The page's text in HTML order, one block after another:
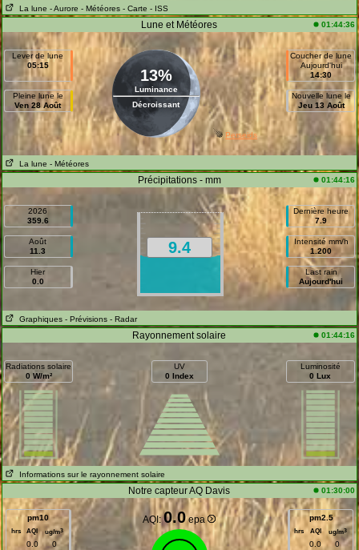
La lune - Aurore - Météores - Carte - ISS
Lune et Météores 01:44:36
Lever de lune
05:15
Pleine lune le
Ven 28 Août
13%
Luminance
Décroissant
Coucher de lune
Aujourd'hui
14:30
Nouvelle lune le
Jeu 13 Août
Perseids
La lune - Météores
Précipitations - mm 01:44:16
2026
359.6
Août
11.3
Hier
0.0
9.4
Dernière heure
7.9
Intensité mm/h
1.200
Last rain
Aujourd'hui
Graphiques - Prévisions - Radar
Rayonnement solaire 01:44:16
Radiations solaire
0 W/m²
UV
0 Index
Luminosité
0 Lux
Informations sur le rayonnement solaire
Notre capteur AQ Davis 01:30:00
pm10
hrs AQI ug/m3
0.0 0
AQI:0.0 epa pm2.5
hrs AQI ug/m3
0.0 0